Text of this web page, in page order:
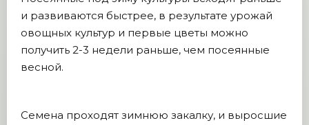
и развиваются быстрее, в результате урожай
овощных культур и первые цветы можно
получить 2-3 недели раньше, чем посеянные
весной.
Семена проходят зимнюю закалку, и выросшие